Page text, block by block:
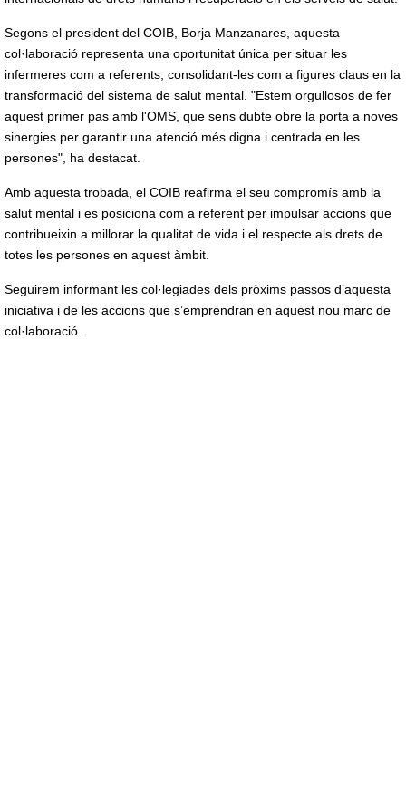
Segons el president del COIB, Borja Manzanares, aquesta
col·laboració representa una oportunitat única per situar les
infermeres com a referents, consolidant-les com a figures claus en la
transformació del sistema de salut mental. "Estem orgullosos de fer
aquest primer pas amb l'OMS, que sens dubte obre la porta a noves
sinergies per garantir una atenció més digna i centrada en les
persones", ha destacat.
Amb aquesta trobada, el COIB reafirma el seu compromís amb la
salut mental i es posiciona com a referent per impulsar accions que
contribueixin a millorar la qualitat de vida i el respecte als drets de
totes les persones en aquest àmbit.
Seguirem informant les col·legiades dels pròxims passos d’aquesta
iniciativa i de les accions que s’emprendran en aquest nou marc de
col·laboració.